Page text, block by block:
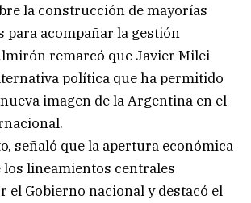
la construcción de mayorías
para acompañar la gestión
remarcó que Javier Milei
política que ha permitido
imagen de la Argentina en el
señaló que la apertura económica
los lineamientos centrales
el Gobierno nacional y destacó el